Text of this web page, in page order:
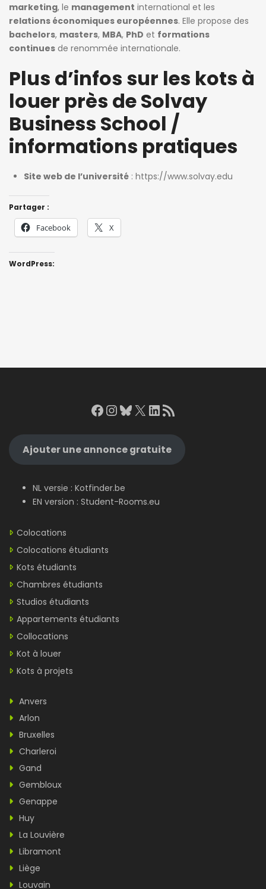
marketing, le management international et les
relations économiques européennes. Elle propose des
bachelors, masters, MBA, PhD et formations
continues de renommée internationale.
Plus d’infos sur les kots à
louer près de Solvay
Business School /
informations pratiques
Site web de l’université : https://www.solvay.edu
Partager :
Facebook X
WordPress:
Facebook
Instagram
Bluesky
X LinkedIn
RSS Feed
Ajouter une annonce gratuite
NL versie : Kotfinder.be
EN version : Student-Rooms.eu
Colocations
Colocations étudiants
Kots étudiants
Chambres étudiants
Studios étudiants
Appartements étudiants
Collocations
Kot à louer
Kots à projets
Anvers
Arlon
Bruxelles
Charleroi
Gand
Gembloux
Genappe
Huy
La Louvière
Libramont
Liège
Louvain